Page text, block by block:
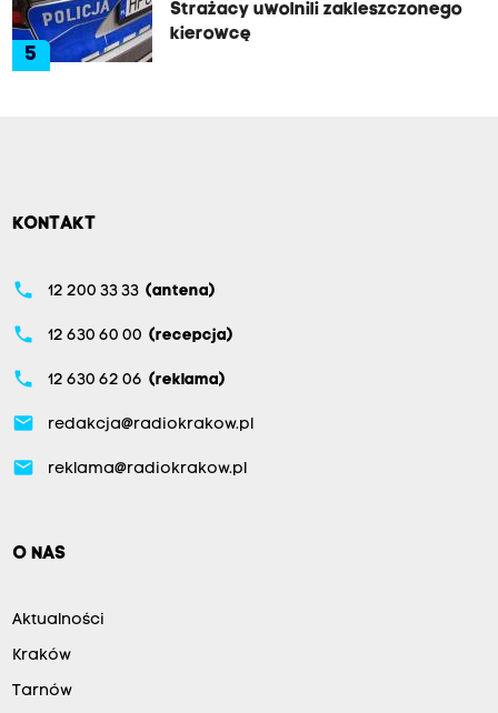
5
Strażacy uwolnili zakleszczonego
kierowcę
KONTAKT
phone 12 200 33 33 (antena)
phone 12 630 60 00 (recepcja)
phone 12 630 62 06 (reklama)
email redakcja@radiokrakow.pl
email reklama@radiokrakow.pl
O NAS
Aktualności
Kraków
Tarnów